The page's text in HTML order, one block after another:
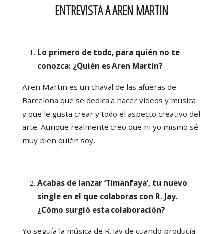
ENTREVISTA A AREN MARTIN
Lo primero de todo, para quién no te
conozca: ¿Quién es Aren Martin?
Aren Martin es un chaval de las afueras de
Barcelona que se dedica a hacer vídeos y música
y que le gusta crear y todo el aspecto creativo del
arte. Aunque realmente creo que ni yo mismo sé
muy bien quién soy,
Acabas de lanzar ‘Timanfaya’, tu nuevo
single en el que colaboras con R. Jay.
¿Cómo surgió esta colaboración?
Yo seguía la música de R. Jay de cuando producía